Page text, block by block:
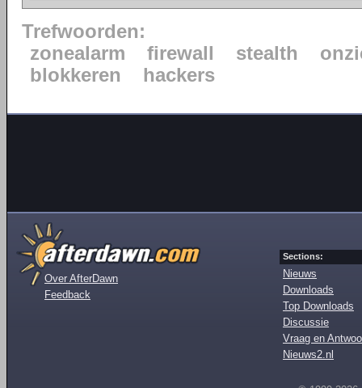
Trefwoorden:
zonealarm
firewall stealth
blokkeren
hackers
Over AfterDawn
Feedback
Sections:
Nieuws
Downloads
Top Downloads
Discussie
Vraag en
Nieuws2.nl